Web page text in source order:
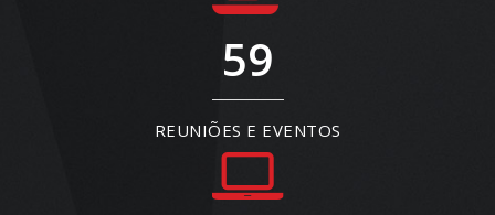
59
REUNIÕES E EVENTOS